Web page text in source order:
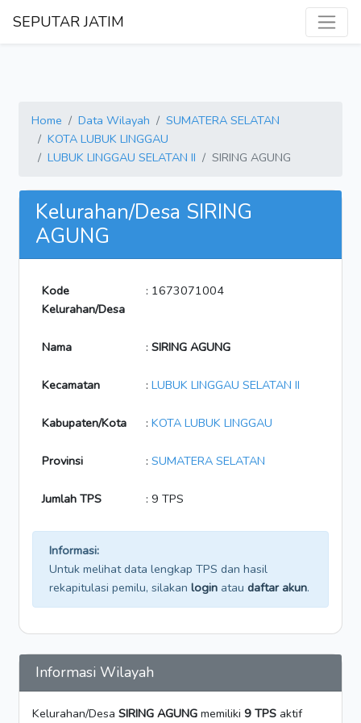
SEPUTAR JATIM
Home Data Wilayah
SUMATERA SELATAN
KOTA LUBUK LINGGAU
LUBUK LINGGAU SELATAN II
SIRING AGUNG
Kelurahan/Desa SIRING
AGUNG
Kode
Kelurahan/Desa
: 1673071004
Nama : SIRING AGUNG
Kecamatan : LUBUK LINGGAU SELATAN II
Kabupaten/Kota : KOTA LUBUK LINGGAU
Provinsi : SUMATERA SELATAN
Jumlah TPS : 9 TPS
Informasi:
Untuk melihat data lengkap TPS dan hasil
rekapitulasi pemilu, silakan login atau daftar akun.
Informasi Wilayah
Kelurahan/Desa SIRING AGUNG memiliki 9 TPS aktif